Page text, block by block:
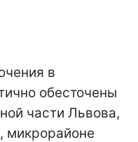
в
обесточены
части Львова,
микрорайоне